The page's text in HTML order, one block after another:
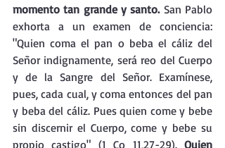
momento tan grande y santo. San Pablo
exhorta a un examen de conciencia:
"Quien coma el pan o beba el cáliz del
Señor indignamente, será reo del Cuerpo
y de la Sangre del Señor. Examínese,
pues, cada cual, y coma entonces del pan
y beba del cáliz. Pues quien come y bebe
sin discernir el Cuerpo, come y bebe su
propio castigo" (1 Co 11,27-29). Quien